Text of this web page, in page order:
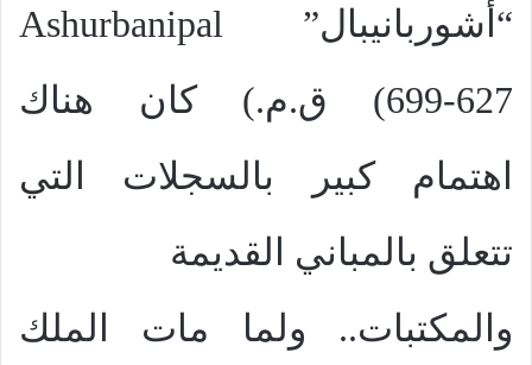
“أشوربانيبال” Ashurbanipal
(699-627 ق.م.) كان هناك
اهتمام كبير بالسجلات التي
تتعلق بالمباني القديمة
والمكتبات.. ولما مات الملك